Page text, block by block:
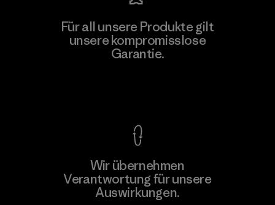
Für all unsere Produkte gilt
unsere kompromisslose
Garantie.
Wir übernehmen
Verantwortung für unsere
Auswirkungen.